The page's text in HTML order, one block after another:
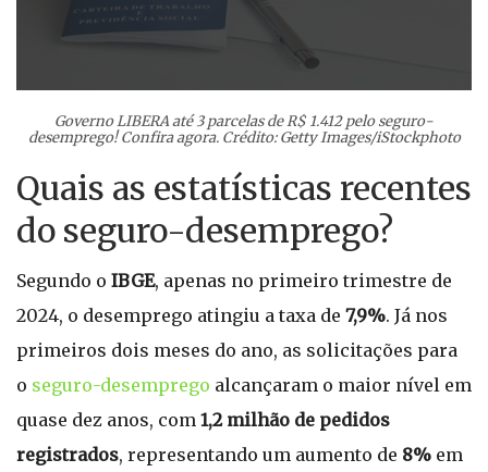
Governo LIBERA até 3 parcelas de R$ 1.412 pelo seguro-
desemprego! Confira agora. Crédito: Getty Images/iStockphoto
Quais as estatísticas recentes
do seguro-desemprego?
Segundo o IBGE, apenas no primeiro trimestre de
2024, o desemprego atingiu a taxa de 7,9%. Já nos
primeiros dois meses do ano, as solicitações para
o seguro-desemprego alcançaram o maior nível em
quase dez anos, com 1,2 milhão de pedidos
registrados, representando um aumento de 8% em